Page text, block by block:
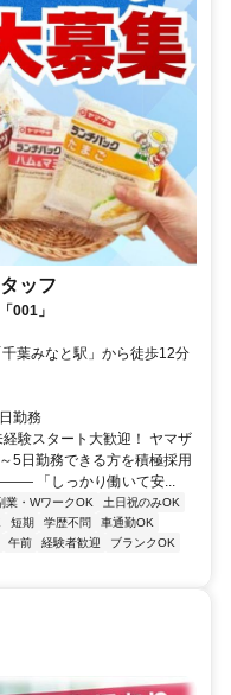
ッフ
001」
葉みなと駅」から徒歩12分
勤務
験スタート大歓迎！ ヤマザ
5日勤務できる方を積極採用
しっかり働いて安...
業・WワークOK
土日祝のみOK
短期 学歴不問
車通勤OK
午前 経験者歓迎
ブランクOK